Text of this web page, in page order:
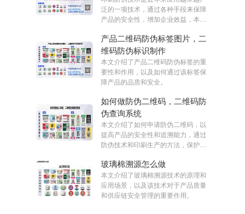
泛的一项技术，通过各种手段来保障
产品的安全性，增加企业效益，本文
优点。
产品二维码防伪标签图片，二
维码防伪标识制作
本文介绍了产品二维码防伪标签的重
要性和作用，以及如何通过该标签保
障产品的品质和安全。
如何做防伪二维码，二维码防
伪查询系统
本文介绍了如何申请防伪二维码，以
提高产品的安全性和追溯能力，通过
防伪技术和印刷生产的方法，保护企
玻璃棉溯源怎么做
本文介绍了玻璃棉溯源技术的原理和
应用场景，以及该技术对于产品质量
和供应链安全管理的重要作用。